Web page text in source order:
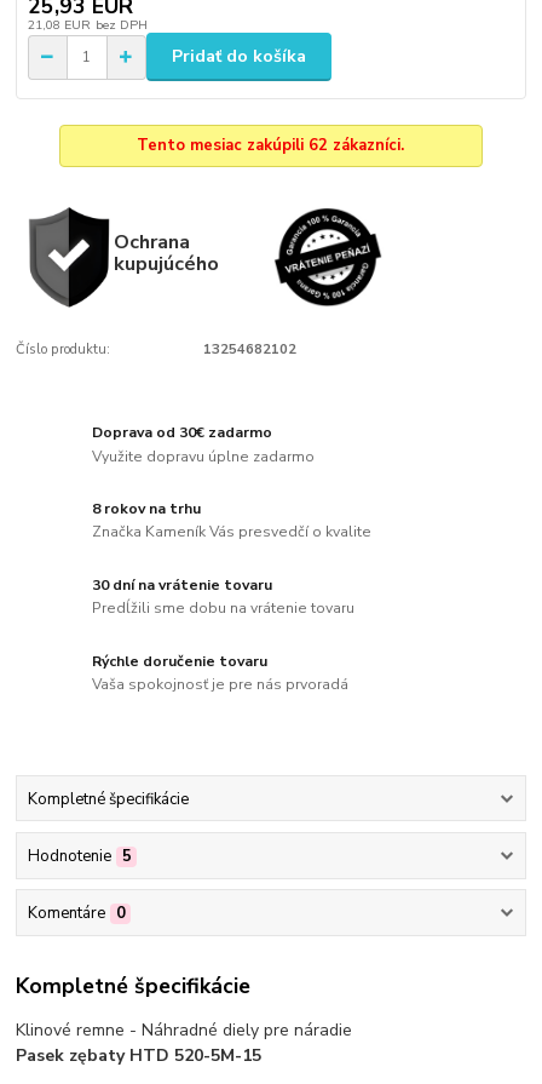
21,08 EUR bez DPH
Pridať do košíka
Tento mesiac zakúpili 62 zákazníci.
Ochrana
kupujúcého
Číslo produktu: 13254682102
Doprava od 30€ zadarmo
Využite dopravu úplne zadarmo
8 rokov na trhu
Značka Kameník Vás presvedčí o kvalite
30 dní na vrátenie tovaru
Predĺžili sme dobu na vrátenie tovaru
Rýchle doručenie tovaru
Vaša spokojnosť je pre nás prvoradá
Kompletné špecifikácie
Hodnotenie 5
Komentáre 0
Kompletné špecifikácie
Klinové remne - Náhradné diely pre náradie
Pasek zębaty HTD 520-5M-15